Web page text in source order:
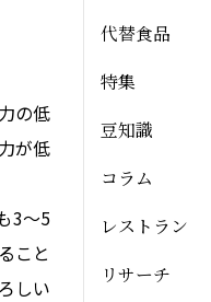
の低
が低
3～5
こと
しい
代替食品
特集
豆知識
コラム
レストラン
リサーチ